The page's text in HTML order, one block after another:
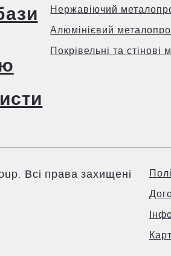
Нержавіючий
Алюмінієвий
Покрівельні та стінові
Всі права захищені